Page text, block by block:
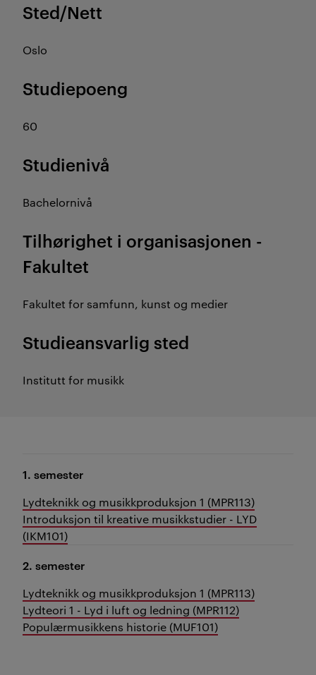
Sted/Nett
Oslo
Studiepoeng
60
Studienivå
Bachelornivå
Tilhørighet i organisasjonen -
Fakultet
Fakultet for samfunn, kunst og medier
Studieansvarlig sted
Institutt for musikk
1. semester
Lydteknikk og musikkproduksjon 1 (MPR113)
Introduksjon til kreative musikkstudier - LYD
(IKM101)
2. semester
Lydteknikk og musikkproduksjon 1 (MPR113)
Lydteori 1 - Lyd i luft og ledning (MPR112)
Populærmusikkens historie (MUF101)